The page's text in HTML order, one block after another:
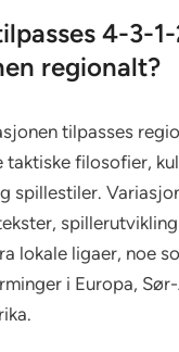
4-3-
regionalt?
tilpasses
taktiske filosofier,
spillestiler.
lokale ligaer, noe
i Europa,